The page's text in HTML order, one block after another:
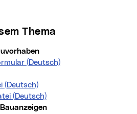
Thema
(Deutsch)(neues Fenster)
(Deutsch)Bauanzeige (neues Fenster)
(Deutsch)Bauanzeige (neues